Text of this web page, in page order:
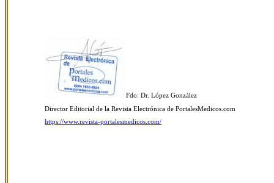
Fdo: Dr. López González
Director Editorial de la Revista Electrónica de PortalesMedicos.com
https://www.revista-portalesmedicos.com/